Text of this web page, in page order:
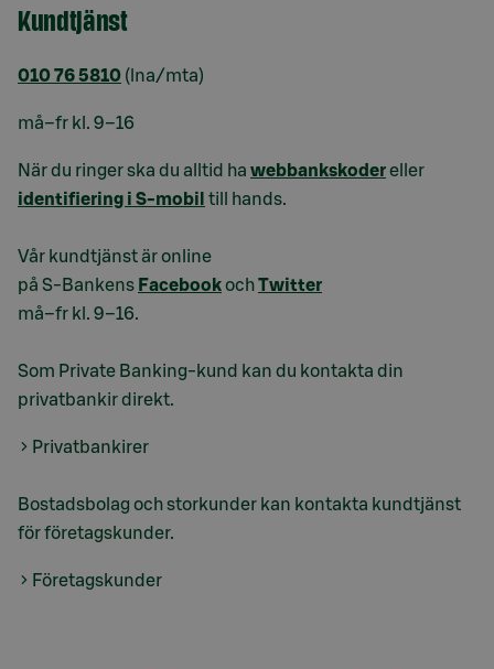
Kundtjänst
010 76 5810 (lna/mta)
må–fr kl. 9–16
När du ringer ska du alltid ha webbankskodereller
identifiering i S-mobil till hands.
Vår kundtjänst är online
på S-Bankens FacebookochTwitter
må–fr kl. 9–16.
Som Private Banking-kund kan du kontakta din
privatbankir direkt.
Privatbankirer
Bostadsbolag och storkunder kan kontakta kundtjänst
för företagskunder.
Företagskunder